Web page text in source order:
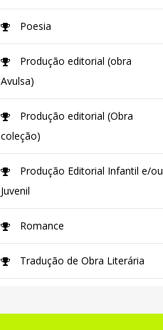
Poesia
Produção editorial (obra
Avulsa)
Produção editorial (Obra
coleção)
Produção Editorial Infantil e/ou
Juvenil
Romance
Tradução de Obra Literária